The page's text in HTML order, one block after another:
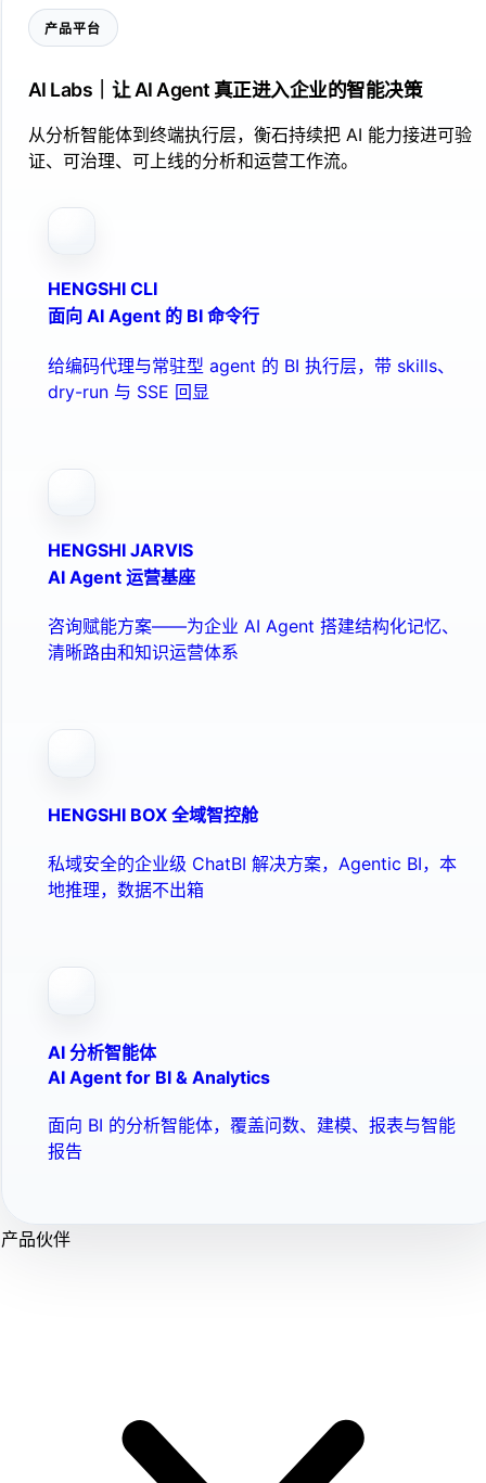
产品平台
AI Labs｜让 AI Agent 真正进入企业的智能决策
从分析智能体到终端执行层，衡石持续把 AI 能力接进可验
证、可治理、可上线的分析和运营工作流。
HENGSHI CLI
面向 AI Agent 的 BI 命令行
给编码代理与常驻型 agent 的 BI 执行层，带 skills、
dry-run 与 SSE 回显
HENGSHI JARVIS
AI Agent 运营基座
咨询赋能方案——为企业 AI Agent 搭建结构化记忆、
清晰路由和知识运营体系
HENGSHI BOX 全域智控舱
私域安全的企业级 ChatBI 解决方案，Agentic BI，本
地推理，数据不出箱
AI 分析智能体
AI Agent for BI & Analytics
面向 BI 的分析智能体，覆盖问数、建模、报表与智能
报告
产品伙伴